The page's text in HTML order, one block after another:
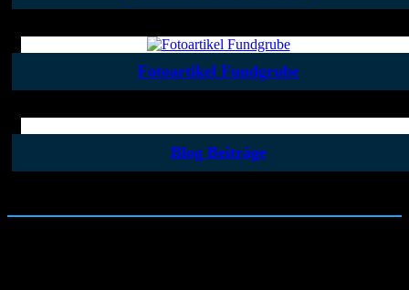
Fotoartikel Fundgrube
Blog Beiträge